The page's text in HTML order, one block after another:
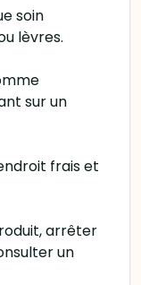
soin
lèvres.
sur un
frais et
arrêter
un